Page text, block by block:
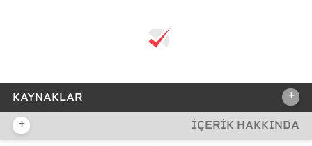
KAYNAKLAR +
REFERANSLAR
+ İÇERİK HAKKINDA